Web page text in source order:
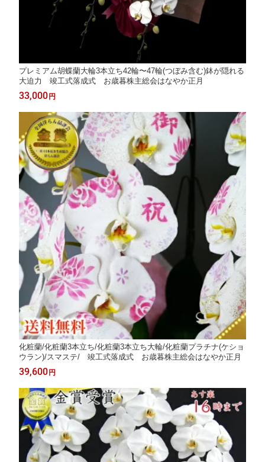
プレミアム胡蝶蘭大輪3本立ち42輪〜47輪(つぼみ含む)鉢が隠れる
大迫力 竣工式落成式 お歳暮株主総会はなやか正月
33,000 円
化粧蘭/化粧蘭3本立ち/化粧蘭3本立ち大輪/化粧蘭プラチナ(ケショ
ウラン)/スマステ/ 竣工式落成式 お歳暮株主総会はなやか正月
39,600 円